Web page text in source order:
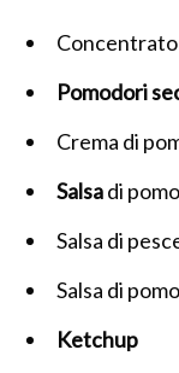
Pomodori
Crema di
Salsadi
Salsa di
Salsa di
Ketchup